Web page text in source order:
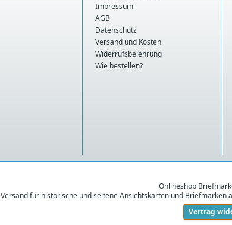
Impressum
AGB
Datenschutz
Versand und Kosten
Widerrufsbelehrung
Wie bestellen?
Onlineshop
Versand für historische und seltene Ansichtskarten und Briefmarken
Vertrag